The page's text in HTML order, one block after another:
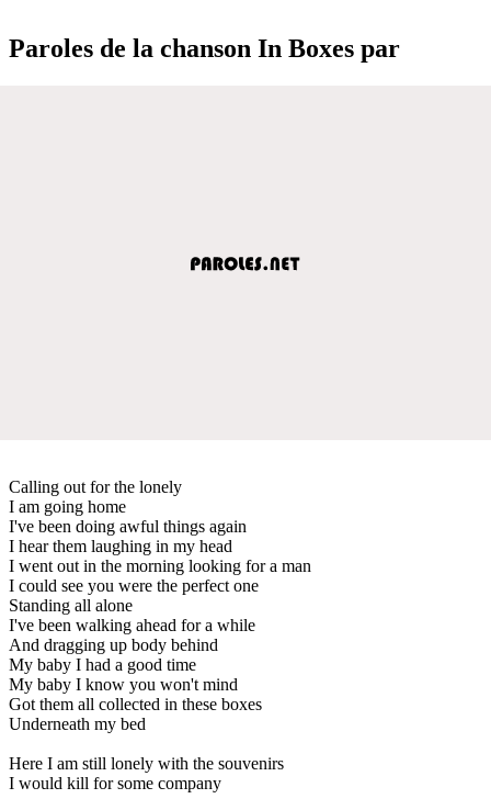
Paroles de la chanson In Boxes par
Calling out for the lonely
I am going home
I've been doing awful things again
I hear them laughing in my head
I went out in the morning looking for a man
I could see you were the perfect one
Standing all alone
I've been walking ahead for a while
And dragging up body behind
My baby I had a good time
My baby I know you won't mind
Got them all collected in these boxes
Underneath my bed
Here I am still lonely with the souvenirs
I would kill for some company